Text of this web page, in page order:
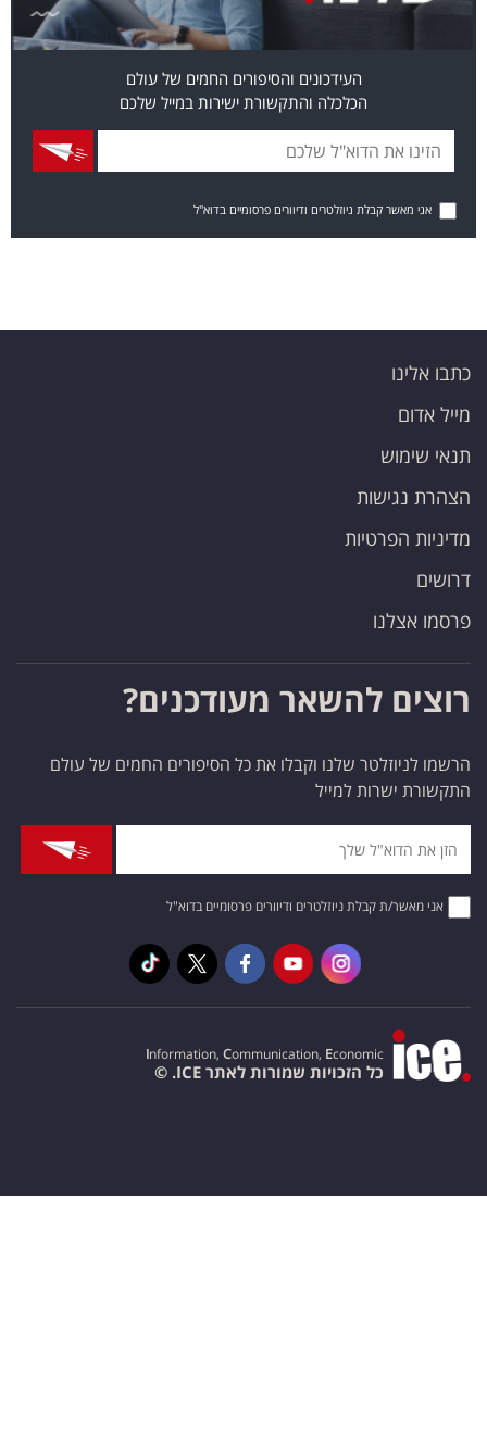
העידכונים והסיפורים החמים של עולם
הכלכלה והתקשורת ישירות במייל שלכם
אני מאשר קבלת ניוזלטרים ודיוורים פרסומיים בדוא"ל
כתבו אלינו
מייל אדום
תנאי שימוש
הצהרת נגישות
מדיניות הפרטיות
דרושים
פרסמו אצלנו
רוצים להשאר מעודכנים?
הרשמו לניוזלטר שלנו וקבלו את כל הסיפורים החמים של עולם
התקשורת ישרות למייל
אני מאשר/ת קבלת ניוזלטרים ודיוורים פרסומיים בדוא"ל
Information, Communication, Economic
כל הזכויות שמורות לאתר ICE. ©